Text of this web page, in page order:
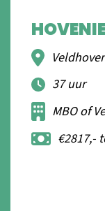
37 uur
MBO of
€2817,-